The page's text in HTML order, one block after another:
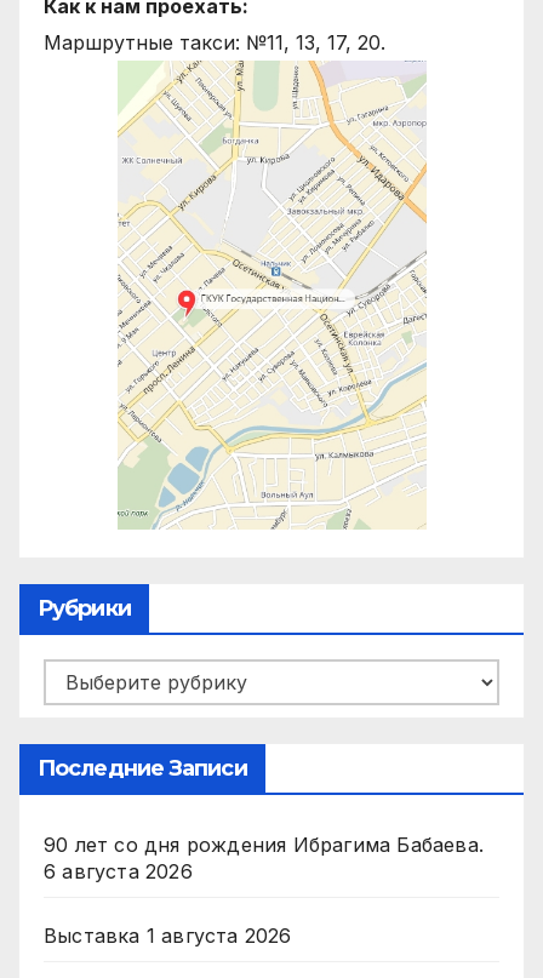
Как к нам проехать:
Маршрутные такси: №11, 13, 17, 20.
Рубрики
Рубрики
Последние Записи
90 лет со дня рождения Ибрагима Бабаева.
6 августа 2026
Выставка 1 августа 2026